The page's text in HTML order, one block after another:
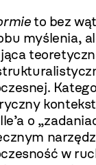
to bez
myślenia,
o
w